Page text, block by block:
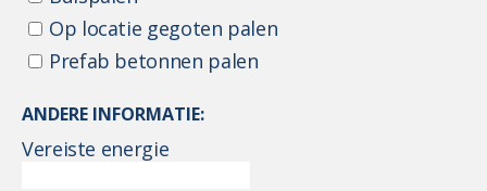
Op locatie gegoten palen
Prefab betonnen palen
ANDERE INFORMATIE:
Vereiste energie